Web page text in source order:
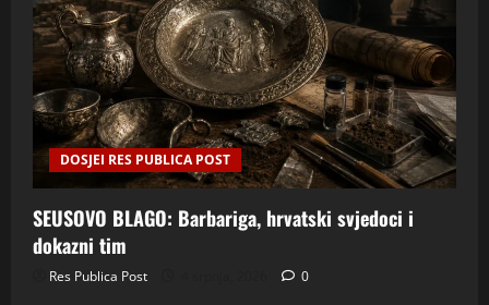
DOSJEI RES PUBLICA POST
SEUSOVO BLAGO: Barbariga, hrvatski svjedoci i
dokazni tim
Res Publica Post 0